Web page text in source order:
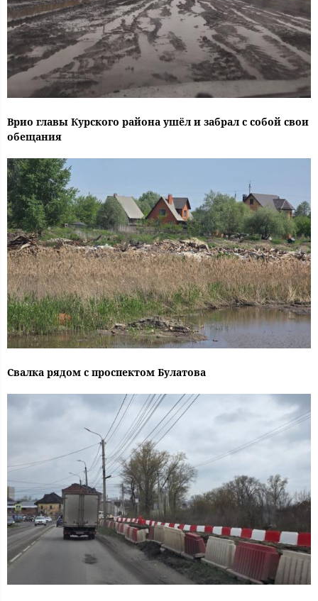
Врио главы Курского района ушёл и забрал с собой свои
обещания
Свалка рядом с проспектом Булатова